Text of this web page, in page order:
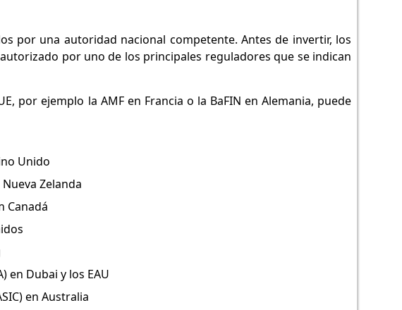
por una autoridad nacional competente. Antes de invertir, los
por uno de los principales reguladores que se indican
por ejemplo la AMF en Francia o la BaFIN en Alemania, puede
Unido
Zelanda
Canadá
en Dubai y los EAU
en Australia